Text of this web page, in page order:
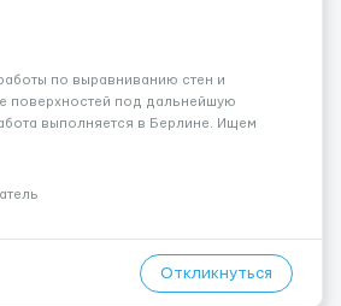
по выравниванию стен и
поверхностей под дальнейшую
выполняется в Берлине. Ищем
опытом и портфолио.
оснований ...
Откликнуться